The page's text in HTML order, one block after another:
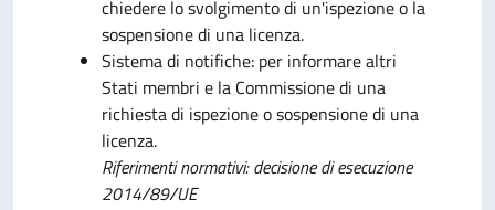
chiedere lo svolgimento di un'ispezione o la
sospensione di una licenza.
Sistema di notifiche: per informare altri
Stati membri e la Commissione di una
richiesta di ispezione o sospensione di una
licenza.
Riferimenti normativi: decisione di esecuzione
2014/89/UE